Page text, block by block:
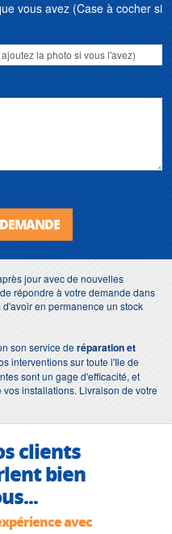
vous avez (Case à cocher si
jour avec de nouvelles
répondre à votre demande dans
en permanence un stock
son service deréparation et
interventions sur toute l'Ile de
sont un gage d'efficacité, et
installations. Livraison de votre
clients
bien
avec